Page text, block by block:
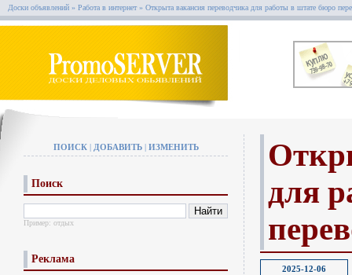
Доски объявлений » Работа в интернет» Открыта вакансия переводчика для работы в штате бюро
ПОИСК| ДОБАВИТЬ| ИЗМЕНИТЬ
Поиск
Пример: отдых
Реклама
для
2025-12-06